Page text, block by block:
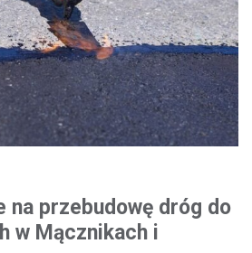
na przebudowę dróg do
w Mącznikach i